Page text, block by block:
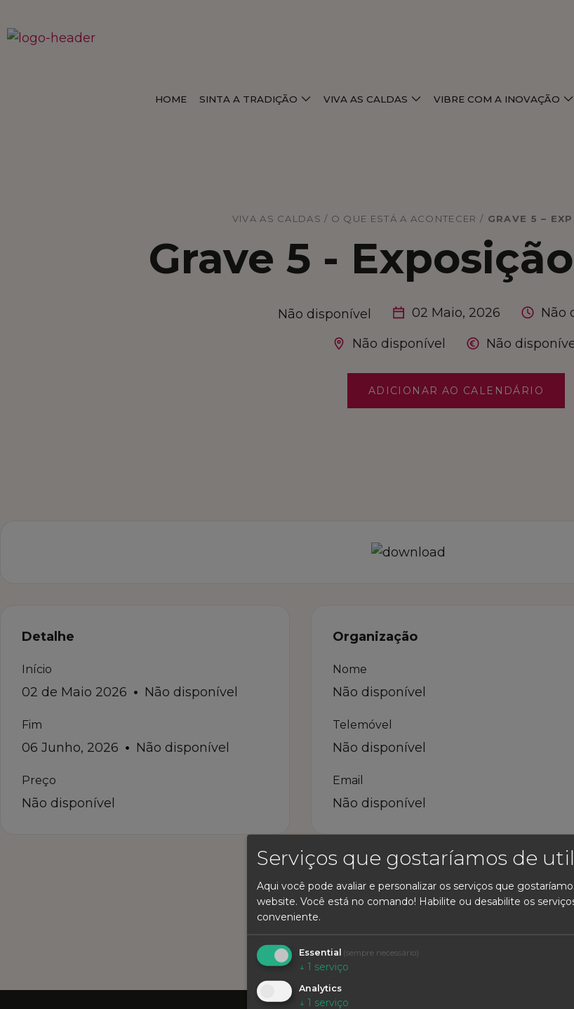
HOME SINTA A TRADIÇÃO VIVA AS CALDAS VIBRE COM A INOVAÇÃO
VIVA AS CALDAS / O QUE ESTÁ A ACONTECER / GRAVE 5 –
Grave 5 -
Não disponível 02 Maio, 2026
Não
Não disponível
Não
ADICIONAR AO CALENDÁRIO
Detalhe
Início
02 de Maio 2026 Não disponível
Fim
06 Junho, 2026 Não disponível
Preço
Não disponível
Organização
Nome
Não disponível
Telemóvel
Não disponível
Email
Não disponível
Serviços que gostaríamos de
Aqui você pode avaliar e personalizar os serviços que
website. Você está no comando! Habilite ou desabilite os
conveniente.
Essential (sempre necessário)
↓ 1 serviço
Analytics
↓ 1 serviço